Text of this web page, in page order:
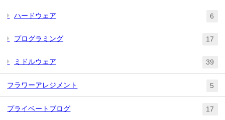
ハードウェア 6
プログラミング 17
ミドルウェア 39
フラワーアレジメント 5
プライベートブログ 17